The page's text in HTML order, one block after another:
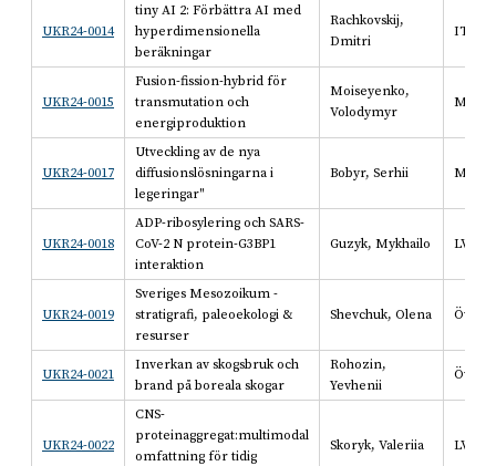
UKR24-0014
tiny AI 2: Förbättra AI med
hyperdimensionella
beräkningar
Rachkovskij,
Dmitri
IT
UKR24-0015
Fusion-fission-hybrid för
transmutation och
energiproduktion
Moiseyenko,
Volodymyr
MV
UKR24-0017
Utveckling av de nya
diffusionslösningarna i
legeringar"
Bobyr, Serhii MV
UKR24-0018
ADP-ribosylering och SARS-
CoV-2 N protein-G3BP1
interaktion
Guzyk, Mykhailo LV
UKR24-0019
Sveriges Mesozoikum -
stratigrafi, paleoekologi &
resurser
Shevchuk, Olena Öv
UKR24-0021
Inverkan av skogsbruk och
brand på boreala skogar
Rohozin,
Yevhenii
Öv
UKR24-0022
CNS-
proteinaggregat:multimodal
omfattning för tidig
Skoryk, Valeriia LV